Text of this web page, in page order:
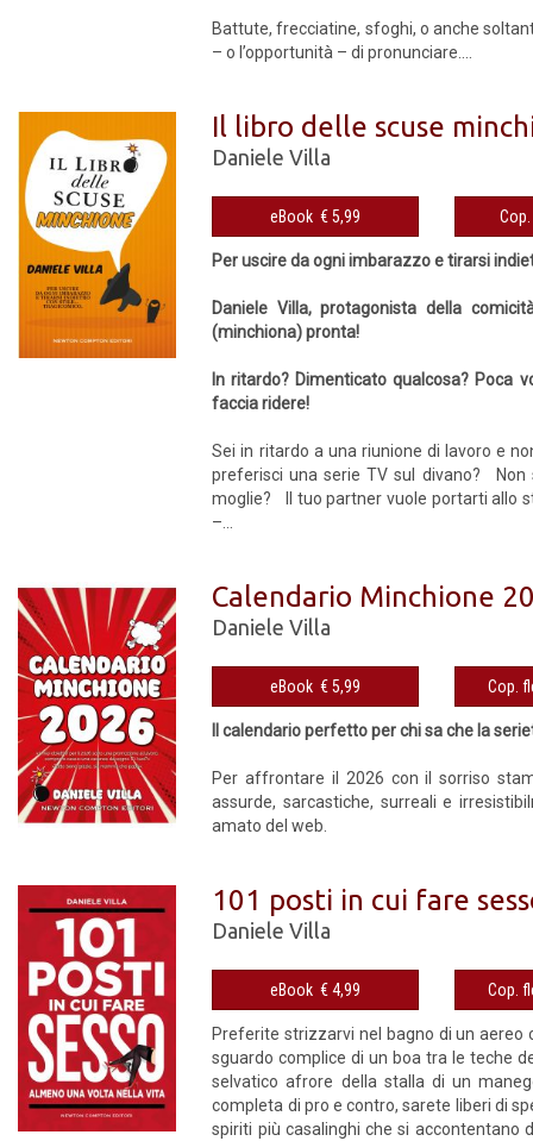
Battute, frecciatine, sfoghi, o anche
– o l’opportunità – di pronunciare....
Il libro delle scuse
Daniele Villa
eBook € 5,99
Per uscire da ogni imbarazzo e tirarsi
Daniele Villa, protagonista della
(minchiona) pronta!
In ritardo? Dimenticato qualcosa? Poca
faccia ridere!
Sei in ritardo a una riunione di lavoro e
preferisci una serie TV sul divano?
moglie? Il tuo partner vuole portarti allo
–...
Calendario Minchione
Daniele Villa
eBook € 5,99
Il calendario perfetto per chi sa che la
Per affrontare il 2026 con il sorriso
assurde, sarcastiche, surreali e
amato del web.
101 posti in cui fare
Daniele Villa
eBook € 4,99
Preferite strizzarvi nel bagno di un
sguardo complice di un boa tra le teche
selvatico afrore della stalla di un
completa di pro e contro, sarete liberi di
spiriti più casalinghi che si accontentano